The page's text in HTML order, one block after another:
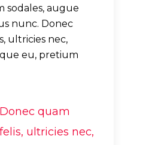
sodales, augue
nunc. Donec
ultricies nec,
eu, pretium
Donec quam
felis, ultricies nec,